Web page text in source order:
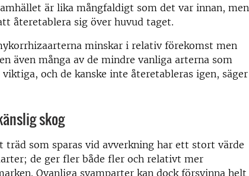
är lika mångfaldigt som det var innan, men
återetablera sig över huvud taget.
minskar i relativ förekomst men
även många av de mindre vanliga arterna som
och de kanske inte återetableras igen, säger
skog
träd som sparas vid avverkning har ett stort värde
de ger fler både fler och relativt mer
Ovanliga svamparter kan dock försvinna helt